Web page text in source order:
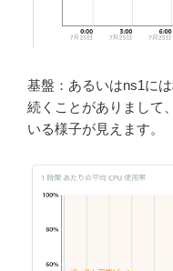
基盤：あるいはns1に
続くことがありまして
いる様子が見えます。